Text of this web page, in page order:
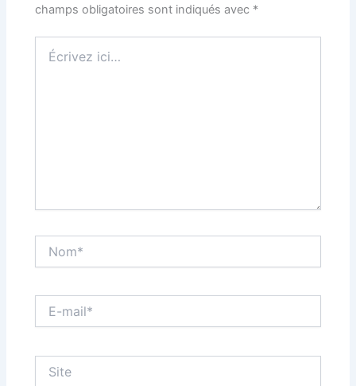
champs obligatoires sont indiqués avec *
ici…
mail*